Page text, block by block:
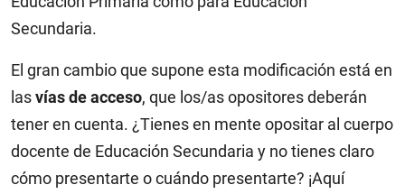
Secundaria.
El gran cambio que supone esta modificación está en
lasvías de acceso, que los/as opositores deberán
tener en cuenta. ¿Tienes en mente opositar al cuerpo
docente de Educación Secundaria y no tienes claro
cómo presentarte o cuándo presentarte? ¡Aquí